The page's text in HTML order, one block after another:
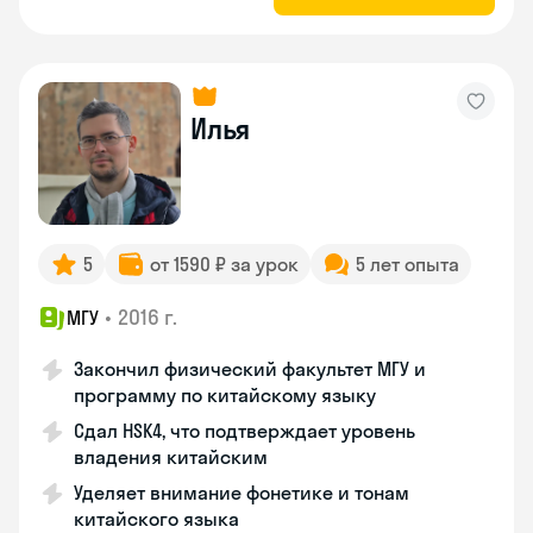
Илья
5 от 1590 ₽ за урок 5 лет опыта
МГУ • 2016 г.
Закончил физический факультет МГУ и
программу по китайскому языку
Сдал HSK4, что подтверждает уровень
владения китайским
Уделяет внимание фонетике и тонам
китайского языка